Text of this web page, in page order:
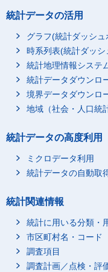
統計データの活用
グラフ(統計ダッシュ
時系列表(統計ダッシ
統計地理情報システ
統計データダウンロ
境界データダウンロ
地域（社会・人口統
統計データの高度利用
ミクロデータ利用
統計データの自動取
統計関連情報
統計に用いる分類・
市区町村名・コード
調査項目
調査計画／点検・評